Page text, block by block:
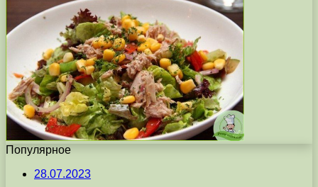
Популярное
28.07.2023